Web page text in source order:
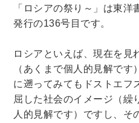
「ロシアの祭り～」は東洋
発行の136号目です。
ロシアといえば、現在を見
（あくまで個人的見解で
に遡ってみてもドストエフ
屈した社会のイメージ（繰
人的見解です）ですし、そ